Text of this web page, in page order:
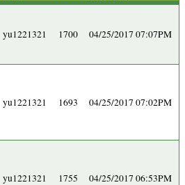
yu1221321 1700 04/25/2017 07:07PM
yu1221321 1693 04/25/2017 07:02PM
yu1221321 1755 04/25/2017 06:53PM